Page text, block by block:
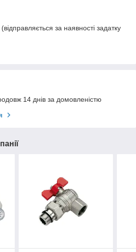
за наявності задатку
14 днів за домовленістю